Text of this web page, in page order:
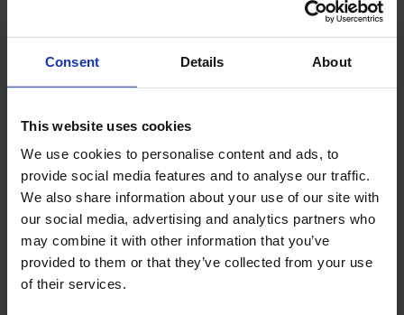
Consent Details About
This website uses cookies
We use cookies to personalise content and ads, to
provide social media features and to analyse our traffic.
We also share information about your use of our site with
our social media, advertising and analytics partners who
may combine it with other information that you’ve
provided to them or that they’ve collected from your use
of their services.